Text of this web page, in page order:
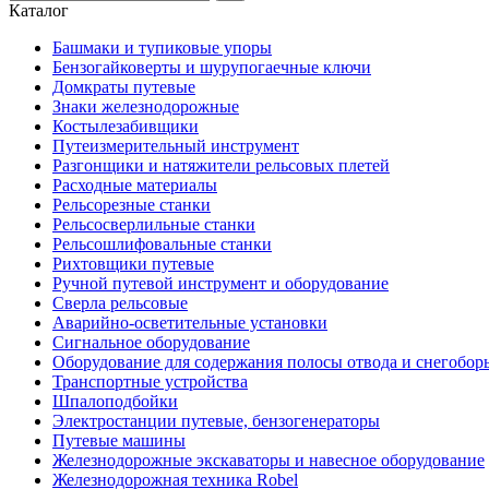
Каталог
Башмаки и тупиковые упоры
Бензогайковерты и шурупогаечные ключи
Домкраты путевые
Знаки железнодорожные
Костылезабивщики
Путеизмерительный инструмент
Разгонщики и натяжители рельсовых плетей
Расходные материалы
Рельсорезные станки
Рельсосверлильные станки
Рельсошлифовальные станки
Рихтовщики путевые
Ручной путевой инструмент и оборудование
Сверла рельсовые
Аварийно-осветительные установки
Сигнальное оборудование
Оборудование для содержания полосы отвода и
Транспортные устройства
Шпалоподбойки
Электростанции путевые, бензогенераторы
Путевые машины
Железнодорожные экскаваторы и навесное оборудование
Железнодорожная техника Robel